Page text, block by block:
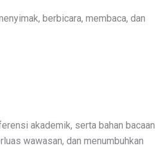
berbicara, membaca, dan
akademik, serta bahan bacaan
wawasan, dan menumbuhkan